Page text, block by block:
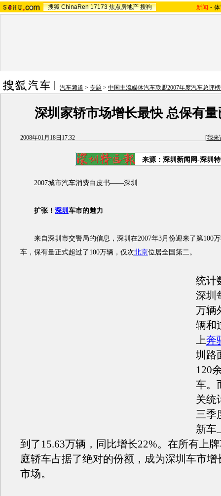
搜狐 ChinaRen 17173 焦点房地产 搜狗 新闻 -
汽车频道 > 专题 > 中国主流媒体汽车联盟2007年度汽车总评
深圳家轿市场增长最快 总保有
2008年01月18日17:32 [我来
来源：深圳新闻网-深圳
2007城市汽车消费白皮书——深圳
扩张！ 深圳 车市的魅力
来自深圳市交警局的信息，深圳在2007年3月份迎来了第100
车，保有量正式超过了100万辆，仅次北京位居全国第二。
统计
深圳
万辆
辆和
上奔
圳路
120
车。
关统
三季
新车
到了15.63万辆，同比增长22%。在所有上
庭轿车占据了绝对的份额，成为深圳车市增
市场。